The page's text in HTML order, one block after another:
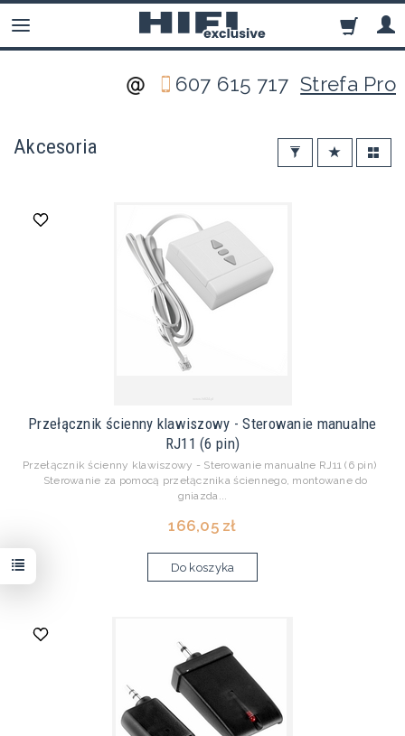
607 615 717Strefa Pro
Akcesoria
Przełącznik ścienny klawiszowy - Sterowanie manualne
RJ11 (6 pin)
Przełącznik ścienny klawiszowy - Sterowanie manualne RJ11 (6 pin)
Sterowanie za pomocą przełącznika ściennego, montowane do
gniazda...
166,05 zł
Do koszyka